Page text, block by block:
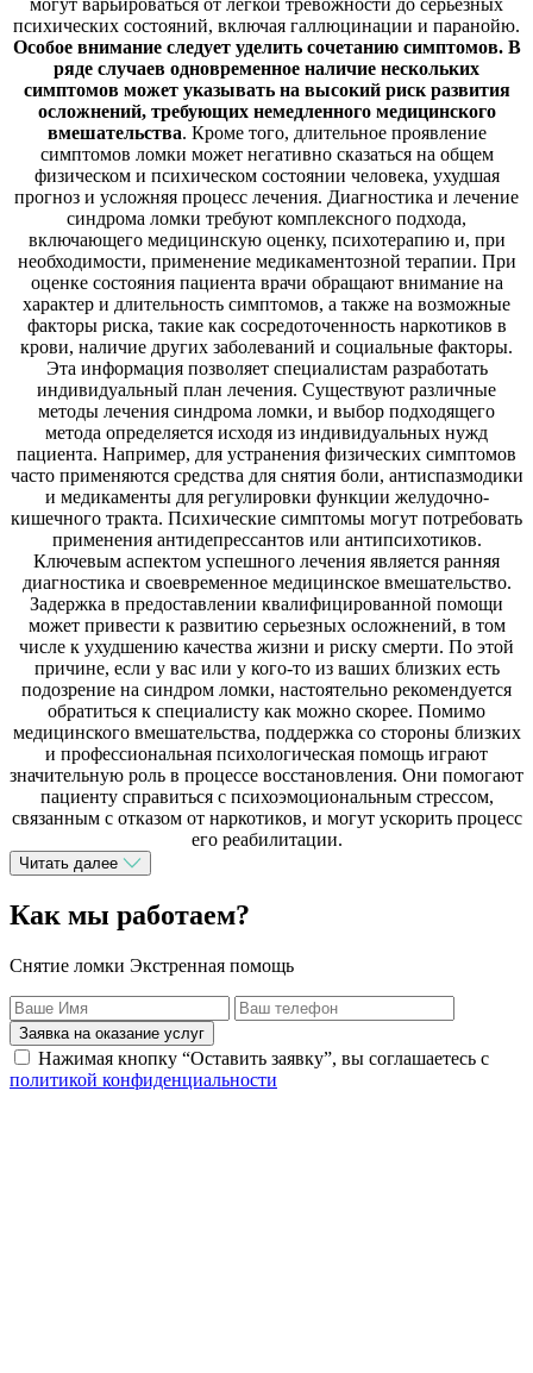
могут варьироваться от легкой тревожности до серьезных
психических состояний, включая галлюцинации и паранойю.
Особое внимание следует уделить сочетанию симптомов. В
ряде случаев одновременное наличие нескольких
симптомов может указывать на высокий риск развития
осложнений, требующих немедленного медицинского
вмешательства. Кроме того, длительное проявление
симптомов ломки может негативно сказаться на общем
физическом и психическом состоянии человека, ухудшая
прогноз и усложняя процесс лечения. Диагностика и лечение
синдрома ломки требуют комплексного подхода,
включающего медицинскую оценку, психотерапию и, при
необходимости, применение медикаментозной терапии. При
оценке состояния пациента врачи обращают внимание на
характер и длительность симптомов, а также на возможные
факторы риска, такие как сосредоточенность наркотиков в
крови, наличие других заболеваний и социальные факторы.
Эта информация позволяет специалистам разработать
индивидуальный план лечения. Существуют различные
методы лечения синдрома ломки, и выбор подходящего
метода определяется исходя из индивидуальных нужд
пациента. Например, для устранения физических симптомов
часто применяются средства для снятия боли, антиспазмодики
и медикаменты для регулировки функции желудочно-
кишечного тракта. Психические симптомы могут потребовать
применения антидепрессантов или антипсихотиков.
Ключевым аспектом успешного лечения является ранняя
диагностика и своевременное медицинское вмешательство.
Задержка в предоставлении квалифицированной помощи
может привести к развитию серьезных осложнений, в том
числе к ухудшению качества жизни и риску смерти. По этой
причине, если у вас или у кого-то из ваших близких есть
подозрение на синдром ломки, настоятельно рекомендуется
обратиться к специалисту как можно скорее. Помимо
медицинского вмешательства, поддержка со стороны близких
и профессиональная психологическая помощь играют
значительную роль в процессе восстановления. Они помогают
пациенту справиться с психоэмоциональным стрессом,
связанным с отказом от наркотиков, и могут ускорить процесс
его реабилитации.
Читать далее
Как мы работаем?
Снятие ломки Экстренная помощь
Заявка на оказание услуг
Нажимая кнопку “Оставить заявку”, вы соглашаетесь с
политикой конфиденциальности